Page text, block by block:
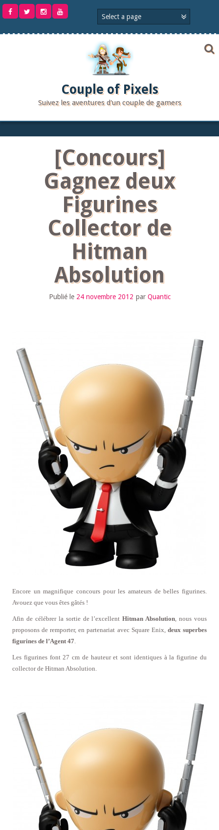
Aller
Couple of Pixels
Suivez les aventures d'un couple de gamers
[Concours]
Gagnez deux
Figurines
Collector de
Hitman
Absolution
Publié le 24 novembre 2012 par Quantic
Encore un magnifique concours pour les amateurs de belles figurines.
Avouez que vous êtes gâtés !
Afin de célébrer la sortie de l’excellentHitman Absolution, nous vous
proposons de remporter, en partenariat avec Square Enix, deux superbes
figurines de l’Agent 47.
Les figurines font 27 cm de hauteur et sont identiques à la figurine du
collector de Hitman Absolution.